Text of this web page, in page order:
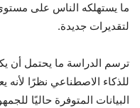
ما يستهلكه الناس على
لتقديرات جديدة.
ترسم الدراسة ما يحتمل أن
للذكاء الاصطناعي نظرًا
البيانات المتوفرة حاليًا